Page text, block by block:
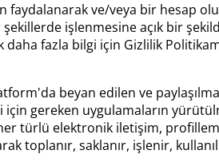
faydalanarak ve/veya bir hesap
şekillerde işlenmesine açık bir
daha fazla bilgi için Gizlilik
beyan edilen ve
gereken uygulamaların
türlü elektronik iletişim,
toplanır, saklanır, işlenir,